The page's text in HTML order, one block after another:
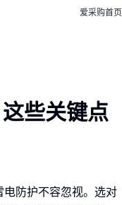
爱采购首页
些关键点
防护不容忽视。选对